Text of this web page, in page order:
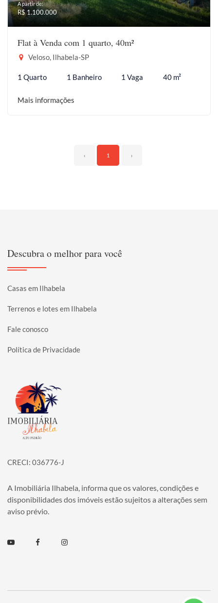
A partir de:
R$ 1.100.000
Flat à Venda com 1 quarto, 40m²
Veloso, Ilhabela-SP
1 Quarto 1 Banheiro 1 Vaga 40 m²
Mais informações
‹ 1 ›
Descubra o melhor para você
Casas em Ilhabela
Terrenos e lotes em Ilhabela
Fale conosco
Política de Privacidade
Página inicial
CRECI: 036776-J
A Imobiliária Ilhabela, informa que os valores, condições e
disponibilidades dos imóveis estão sujeitos a alterações sem
aviso prévio.
Youtube FacebookInstagram